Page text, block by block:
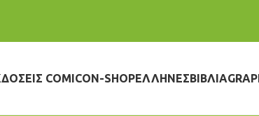
COMICON-SHOPΈΛΛΗΝΕΣΒΙΒΛΊΑ